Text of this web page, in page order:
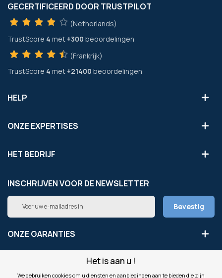
Het is aan u !
We gebruiken cookies om u diensten en aanbiedingen aan te bieden die zijn
GECERTIFICEERD DOOR TRUSTPILOT
(Netherlands)
TrustScore 4 met +300 beoordelingen
(Frankrijk)
TrustScore 4 met +21400 beoordelingen
HELP
ONZE EXPERTISES
HET BEDRIJF
INSCHRIJVEN VOOR DE NEWSLETTER
Abonneer
op
onze
nieuwsbrief
Bevestig
ONZE GARANTIES